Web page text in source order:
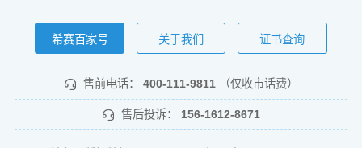
希赛百家号 关于我们 证书查询
售前电话： 400-111-9811 （仅收市话费）
售后投诉： 156-1612-8671